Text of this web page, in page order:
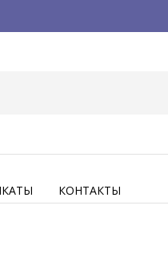
КОНТАКТЫ